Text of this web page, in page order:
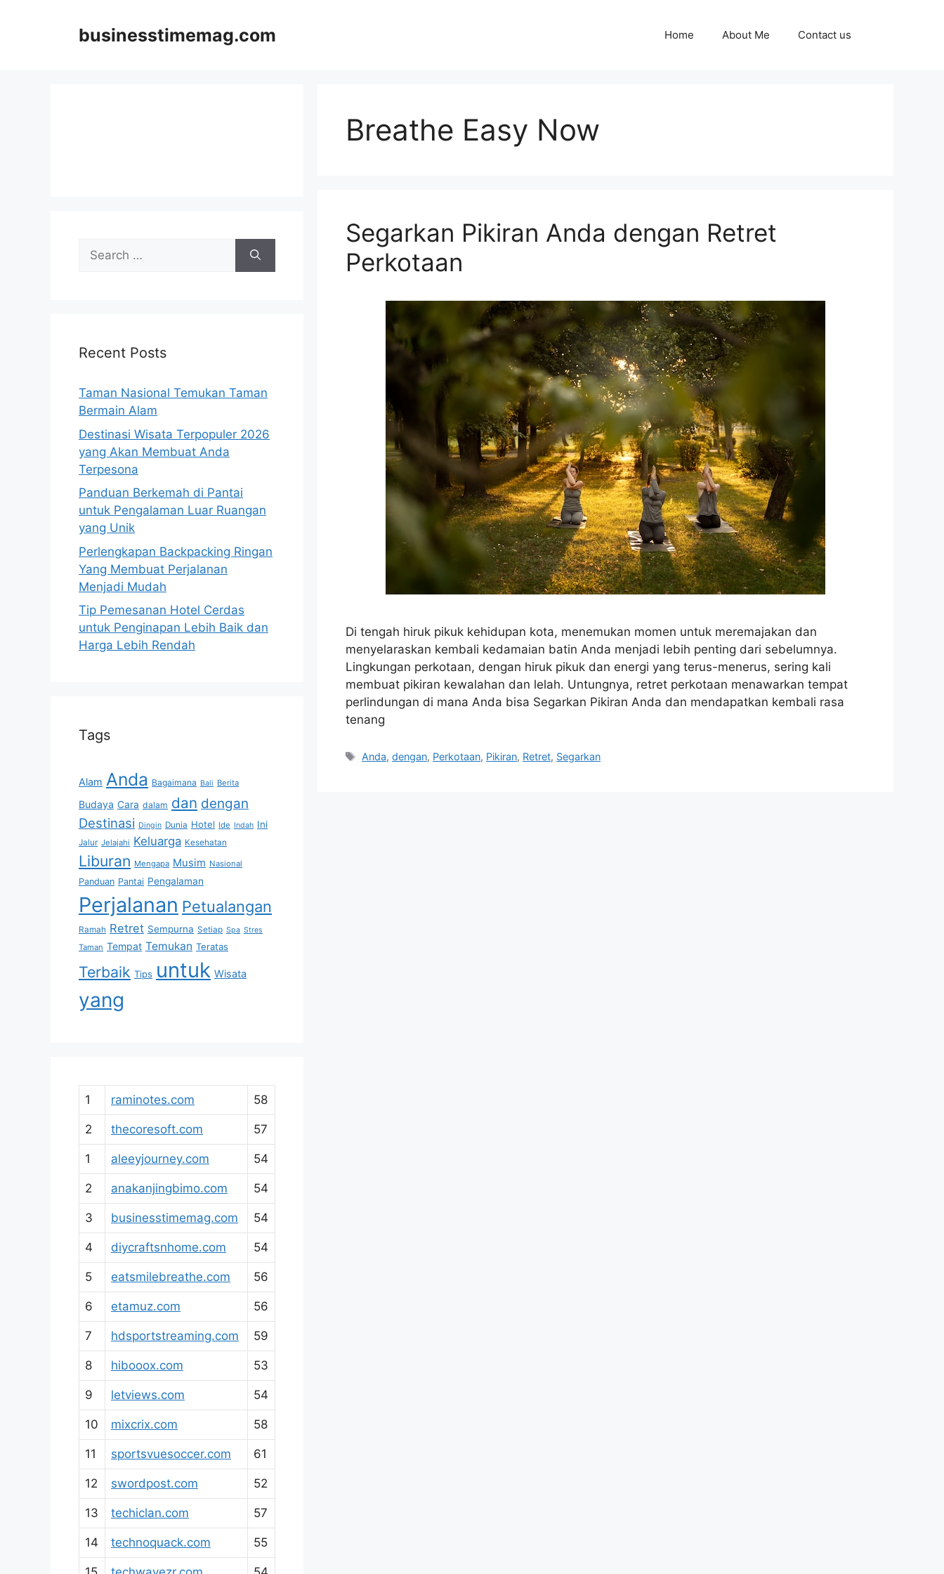
businesstimemag.com Home About Me Contact us
Breathe Easy Now
Segarkan Pikiran Anda dengan Retret
Perkotaan
Di tengah hiruk pikuk kehidupan kota, menemukan momen untuk meremajakan dan
menyelaraskan kembali kedamaian batin Anda menjadi lebih penting dari sebelumnya.
Lingkungan perkotaan, dengan hiruk pikuk dan energi yang terus-menerus, sering kali
membuat pikiran kewalahan dan lelah. Untungnya, retret perkotaan menawarkan tempat
perlindungan di mana Anda bisa Segarkan Pikiran Anda dan mendapatkan kembali rasa
tenang
Tags
Anda,dengan, Perkotaan, Pikiran, Retret, Segarkan
Search
for:
Recent Posts
Taman Nasional Temukan Taman
Bermain Alam
Destinasi Wisata Terpopuler 2026
yang Akan Membuat Anda
Terpesona
Panduan Berkemah di Pantai
untuk Pengalaman Luar Ruangan
yang Unik
Perlengkapan Backpacking Ringan
Yang Membuat Perjalanan
Menjadi Mudah
Tip Pemesanan Hotel Cerdas
untuk Penginapan Lebih Baik dan
Harga Lebih Rendah
Tags
Alam Anda Bagaimana Bali Berita
Budaya Cara dalam dan dengan
Destinasi Dingin Dunia Hotel Ide Indah Ini
Jalur Jelajahi Keluarga Kesehatan
Liburan Mengapa Musim Nasional
Panduan Pantai Pengalaman
Perjalanan Petualangan
Ramah Retret Sempurna Setiap Spa Stres
Taman Tempat Temukan Teratas
Terbaik Tips untuk Wisata
yang
1 raminotes.com 58
2 thecoresoft.com 57
1 aleeyjourney.com 54
2 anakanjingbimo.com 54
3 businesstimemag.com 54
4 diycraftsnhome.com 54
5 eatsmilebreathe.com 56
6 etamuz.com 56
7 hdsportstreaming.com 59
8 hibooox.com 53
9 letviews.com 54
10 mixcrix.com 58
11 sportsvuesoccer.com 61
12 swordpost.com 52
13 techiclan.com 57
14 technoquack.com 55